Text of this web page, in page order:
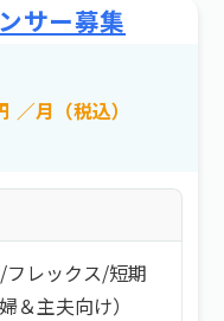
サー募集
／月（税込）
/フレックス/短期
＆主夫向け）